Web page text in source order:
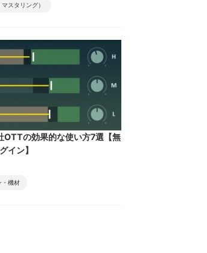
スタリング）
の効果的な使い方7選【無
イン】
・機材